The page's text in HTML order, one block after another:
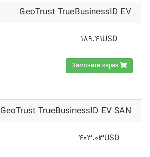
GeoTrust TrueBusinessID EV
189.41USD
Замовити зараз
GeoTrust TrueBusinessID EV SAN
403.03USD